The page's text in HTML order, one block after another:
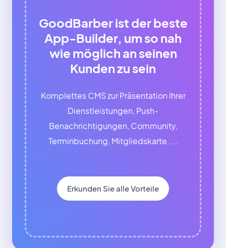
GoodBarber ist der beste
App-Builder, um so nah
wie möglich an seinen
Kunden zu sein
Komplettes CMS zur Präsentation Ihrer
Dienstleistungen, Push-
Benachrichtigungen, Community,
Terminbuchung, Mitgliedskarte, ...
Erkunden Sie alle Vorteile